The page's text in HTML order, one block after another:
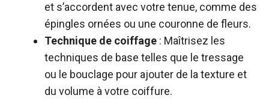
et s’accordent avec votre tenue, comme des
épingles ornées ou une couronne de fleurs.
Technique de coiffage : Maîtrisez les
techniques de base telles que le tressage
ou le bouclage pour ajouter de la texture et
du volume à votre coiffure.